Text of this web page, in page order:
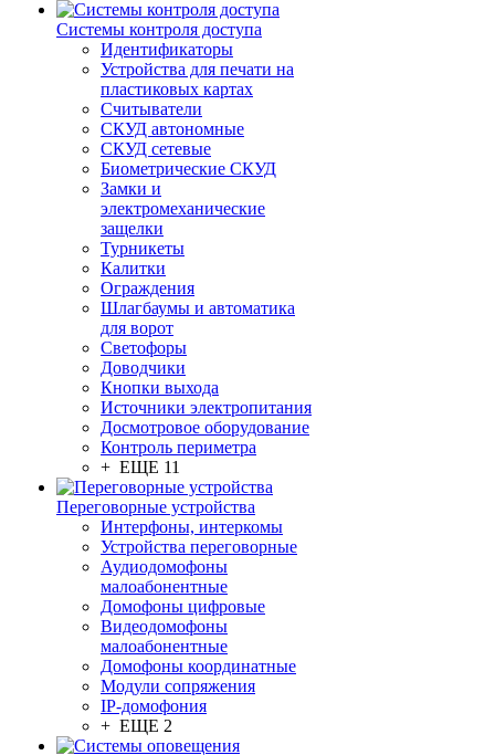
Системы контроля доступа
Идентификаторы
Устройства для печати на
пластиковых картах
Считыватели
СКУД автономные
СКУД сетевые
Биометрические СКУД
Замки и
электромеханические
защелки
Турникеты
Калитки
Ограждения
Шлагбаумы и автоматика
для ворот
Светофоры
Доводчики
Кнопки выхода
Источники электропитания
Досмотровое оборудование
Контроль периметра
+ ЕЩЕ 11
Переговорные устройства
Интерфоны, интеркомы
Устройства переговорные
Аудиодомофоны
малоабонентные
Домофоны цифровые
Видеодомофоны
малоабонентные
Домофоны координатные
Модули сопряжения
IP-домофония
+ ЕЩЕ 2